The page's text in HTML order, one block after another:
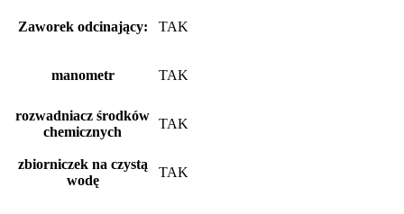
Zaworek odcinający: TAK
manometr TAK
rozwadniacz środków
chemicznych
TAK
zbiorniczek na czystą
wodę
TAK